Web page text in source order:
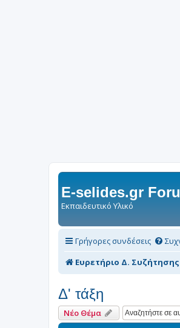
E-selides.gr
Εκπαιδευτικό Υλικό
Γρήγορες συνδέσεις
Ευρετήριο Δ. Συζήτησης
Δ' τάξη
Νέο Θέμα